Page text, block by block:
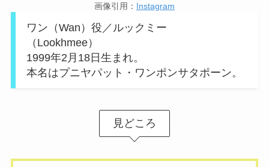
画像引用： Instagram
ワン（Wan）役／ルックミー
（Lookhmee）
1999年2月18日生まれ。
本名はプニヤパット・ワンポンサタポーン。
見どころ